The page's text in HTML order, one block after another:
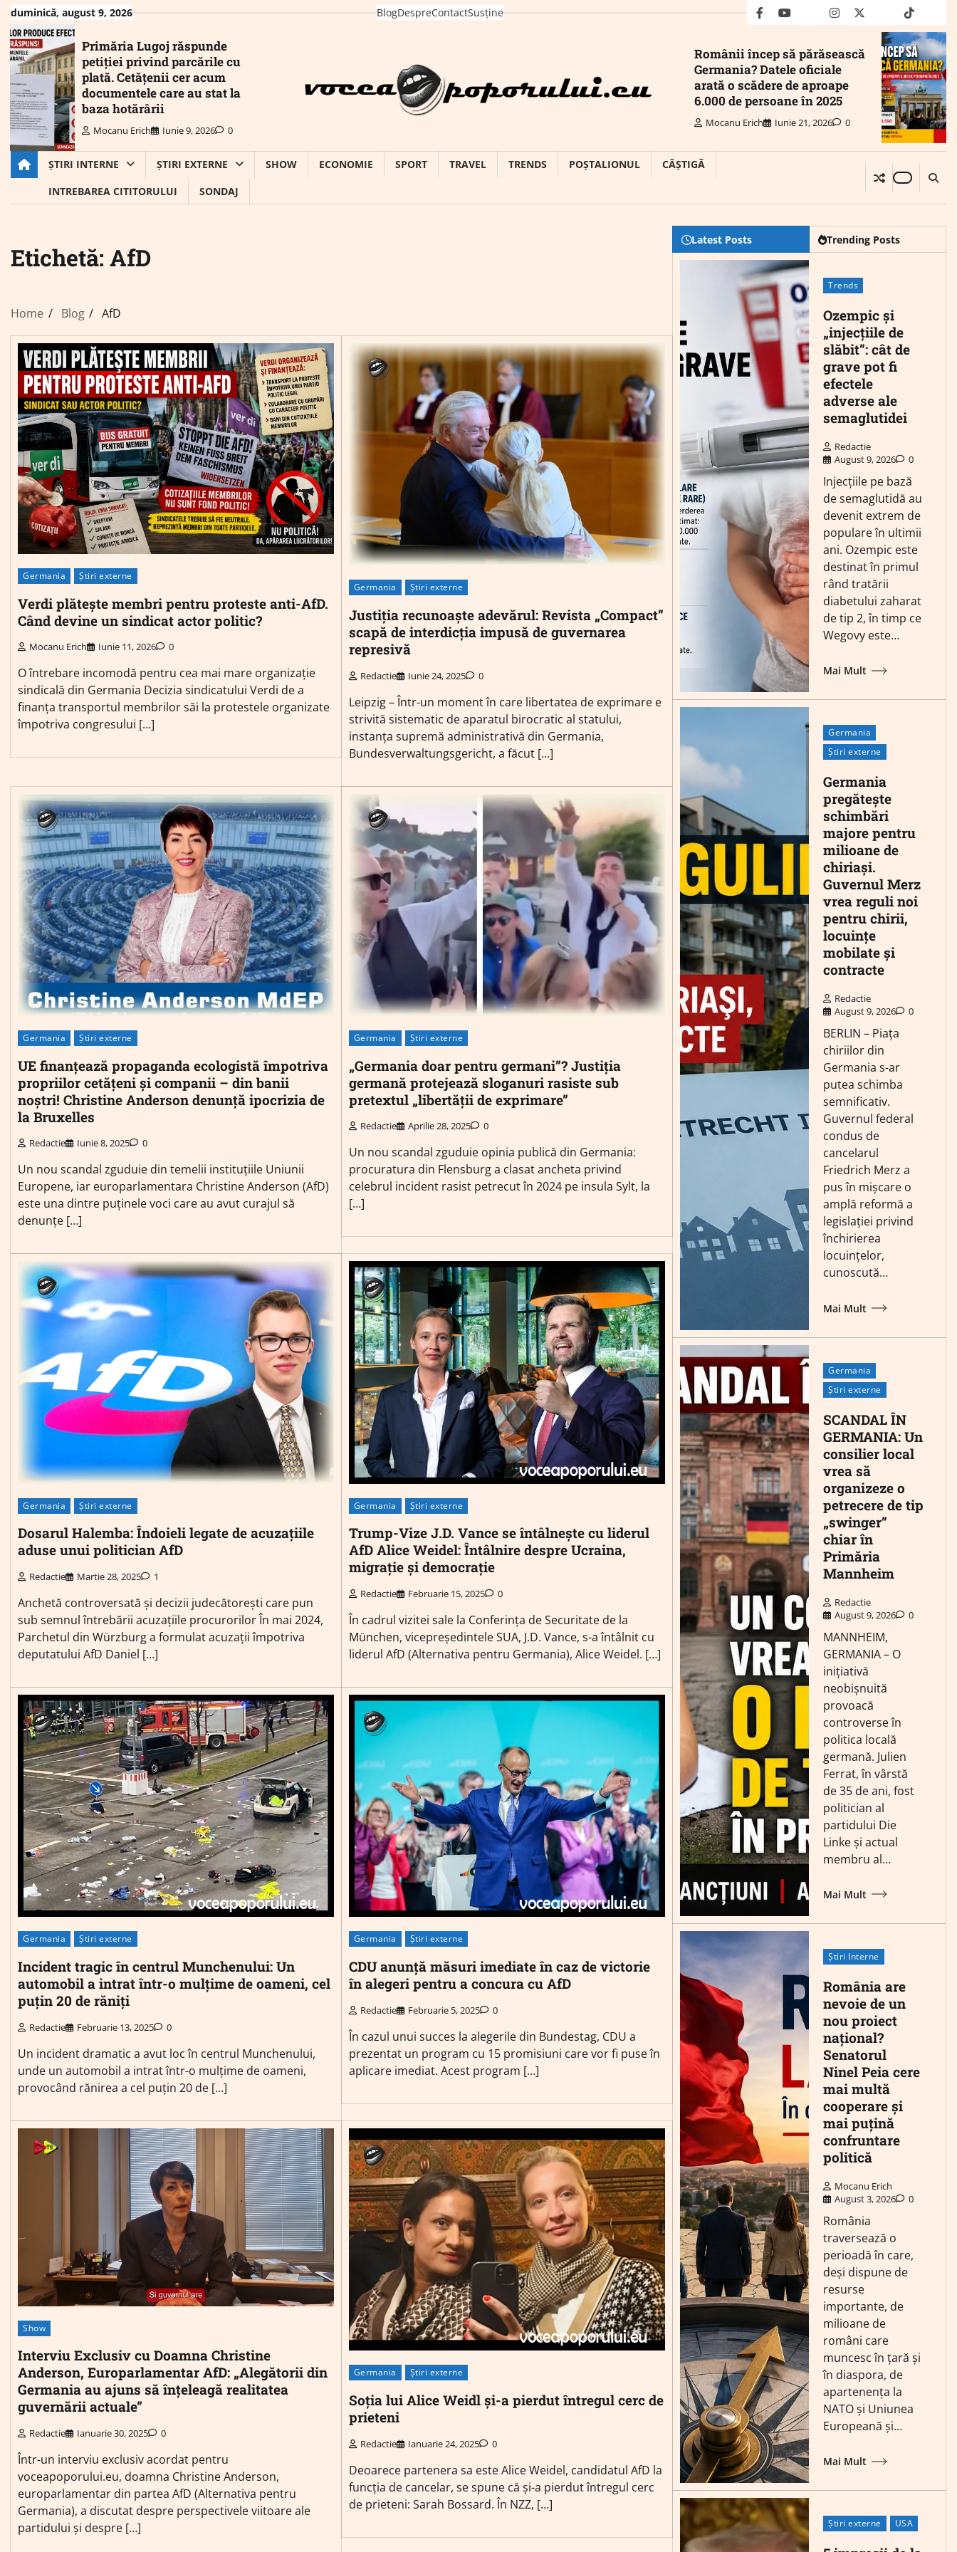
Skip
content
duminică, august 9, 2026 BlogDespreContactSusține facebookyoutubeMailinstagram
twitter truthtiktok
Primăria Lugoj răspunde
petiției privind parcările cu
plată. Cetățenii cer acum
documentele care au stat la
baza hotărârii
Mocanu Erich Iunie 9, 2026 0
Românii încep să părăsească
Germania? Datele oficiale
arată o scădere de aproape
6.000 de persoane în 2025
Mocanu Erich Iunie 21, 2026 0
ȘTIRI INTERNE ȘTIRI EXTERNE SHOW ECONOMIE SPORT TRAVEL TRENDS POȘTALIONUL
CÂȘTIGĂ
INTREBAREA CITITORULUI
SONDAJ
Etichetă: AfD
Home Blog AfD
Germania Știri externe
Verdi plătește membri pentru proteste anti-AfD.
Când devine un sindicat actor politic?
Mocanu Erich Iunie 11, 2026 0
O întrebare incomodă pentru cea mai mare organizație
sindicală din Germania Decizia sindicatului Verdi de a
finanța transportul membrilor săi la protestele organizate
împotriva congresului […]
Germania Știri externe
Justiția recunoaște adevărul: Revista „Compact”
scapă de interdicția impusă de guvernarea
represivă
Redactie Iunie 24, 2025 0
Leipzig – Într-un moment în care libertatea de exprimare e
strivită sistematic de aparatul birocratic al statului,
instanța supremă administrativă din Germania,
Bundesverwaltungsgericht, a făcut […]
Germania Știri externe
UE finanțează propaganda ecologistă împotriva
propriilor cetățeni și companii – din banii
noștri! Christine Anderson denunță ipocrizia de
la Bruxelles
Redactie Iunie 8, 2025 0
Un nou scandal zguduie din temelii instituțiile Uniunii
Europene, iar europarlamentara Christine Anderson (AfD)
este una dintre puținele voci care au avut curajul să
denunțe […]
Germania Știri externe
„Germania doar pentru germani”? Justiția
germană protejează sloganuri rasiste sub
pretextul „libertății de exprimare”
Redactie Aprilie 28, 2025 0
Un nou scandal zguduie opinia publică din Germania:
procuratura din Flensburg a clasat ancheta privind
celebrul incident rasist petrecut în 2024 pe insula Sylt, la
[…]
Germania Știri externe
Dosarul Halemba: Îndoieli legate de acuzațiile
aduse unui politician AfD
Redactie Martie 28, 2025 1
Anchetă controversată și decizii judecătorești care pun
sub semnul întrebării acuzațiile procurorilor În mai 2024,
Parchetul din Würzburg a formulat acuzații împotriva
deputatului AfD Daniel […]
Germania Știri externe
Trump-Vize J.D. Vance se întâlnește cu liderul
AfD Alice Weidel: Întâlnire despre Ucraina,
migrație și democrație
Redactie Februarie 15, 2025 0
În cadrul vizitei sale la Conferința de Securitate de la
München, vicepreședintele SUA, J.D. Vance, s-a întâlnit cu
liderul AfD (Alternativa pentru Germania), Alice Weidel. […]
Germania Știri externe
Incident tragic în centrul Munchenului: Un
automobil a intrat într-o mulțime de oameni, cel
puțin 20 de răniți
Redactie Februarie 13, 2025 0
Un incident dramatic a avut loc în centrul Munchenului,
unde un automobil a intrat într-o mulțime de oameni,
provocând rănirea a cel puțin 20 de […]
Germania Știri externe
CDU anunță măsuri imediate în caz de victorie
în alegeri pentru a concura cu AfD
Redactie Februarie 5, 2025 0
În cazul unui succes la alegerile din Bundestag, CDU a
prezentat un program cu 15 promisiuni care vor fi puse în
aplicare imediat. Acest program […]
Show
Interviu Exclusiv cu Doamna Christine
Anderson, Europarlamentar AfD: „Alegătorii din
Germania au ajuns să înțeleagă realitatea
guvernării actuale”
Redactie Ianuarie 30, 2025 0
Într-un interviu exclusiv acordat pentru
voceapoporului.eu, doamna Christine Anderson,
europarlamentar din partea AfD (Alternativa pentru
Germania), a discutat despre perspectivele viitoare ale
partidului și despre […]
Germania Știri externe
Soția lui Alice Weidl și-a pierdut întregul cerc de
prieteni
Redactie Ianuarie 24, 2025 0
Deoarece partenera sa este Alice Weidel, candidatul AfD la
funcția de cancelar, se spune că și-a pierdut întregul cerc
de prieteni: Sarah Bossard. În NZZ, […]
Latest Posts Trending Posts
Trends
Ozempic și
„injecțiile de
slăbit”: cât de
grave pot fi
efectele
adverse ale
semaglutidei
Redactie
August 9, 2026
0
Injecțiile pe bază
de semaglutidă au
devenit extrem de
populare în ultimii
ani. Ozempic este
destinat în primul
rând tratării
diabetului zaharat
de tip 2, în timp ce
Wegovy este…
Mai Mult
Germania
Știri externe
Germania
pregătește
schimbări
majore pentru
milioane de
chiriași.
Guvernul Merz
vrea reguli noi
pentru chirii,
locuințe
mobilate și
contracte
Redactie
August 9, 2026
0
BERLIN – Piața
chiriilor din
Germania s-ar
putea schimba
semnificativ.
Guvernul federal
condus de
cancelarul
Friedrich Merz a
pus în mișcare o
amplă reformă a
legislației privind
închirierea
locuințelor,
cunoscută…
Mai Mult
Germania
Știri externe
SCANDAL ÎN
GERMANIA: Un
consilier local
vrea să
organizeze o
petrecere de tip
„swinger”
chiar în
Primăria
Mannheim
Redactie
August 9, 2026
0
MANNHEIM,
GERMANIA – O
inițiativă
neobișnuită
provoacă
controverse în
politica locală
germană. Julien
Ferrat, în vârstă
de 35 de ani, fost
politician al
partidului Die
Linke și actual
membru al…
Mai Mult
Știri Interne
România are
nevoie de un
nou proiect
național?
Senatorul
Ninel Peia cere
mai multă
cooperare și
mai puțină
confruntare
politică
Mocanu Erich
August 3, 2026
0
România
traversează o
perioadă în care,
deși dispune de
resurse
importante, de
milioane de
români care
muncesc în țară și
în diaspora, de
apartenența la
NATO și Uniunea
Europeană și…
Mai Mult
Știri externe USA